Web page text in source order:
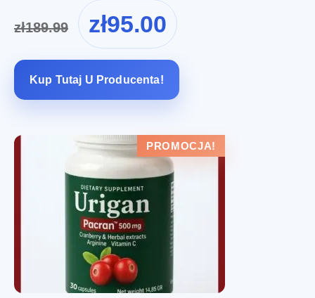
zł189.99
Pierwotna
cena
wynosiła:
zł95.00
cena
zł95.00.
Kup Tutaj U Producenta!
PROMOCJA!